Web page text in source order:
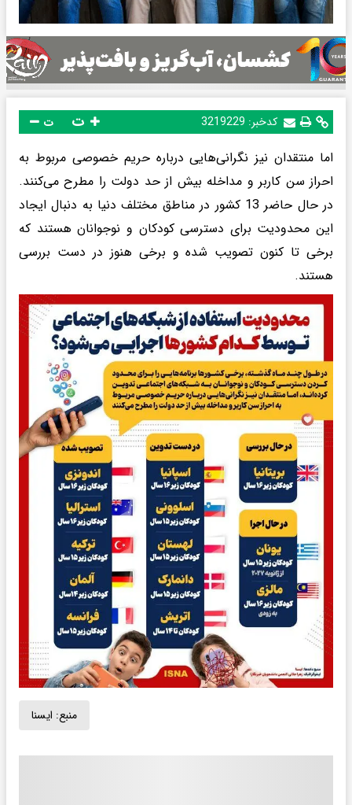
کدخبر: 3219229 ت
اما منتقدان نیز نگرانی‌هایی درباره حریم خصوصی مربوط به
احراز سن کاربر و مداخله بیش از حد دولت را مطرح می‌کنند.
در حال حاضر 13 کشور در مناطق مختلف دنیا به دنبال ایجاد
این محدودیت برای دسترسی کودکان و نوجوانان هستند که
برخی تا کنون تصویب شده و برخی هنوز در دست بررسی
هستند.
منبع: ايسنا